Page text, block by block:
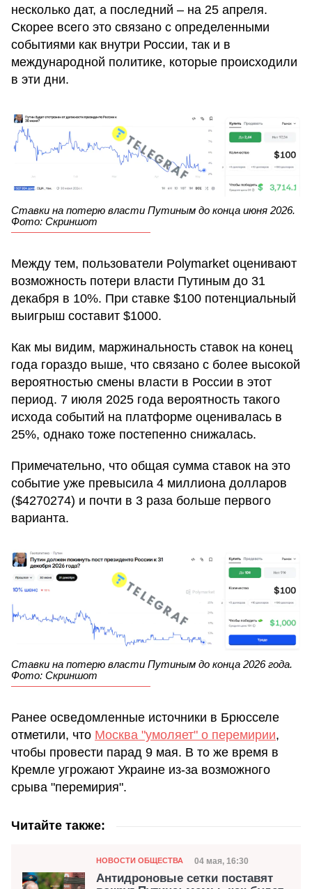
несколько дат, а последний – на 25 апреля.
Скорее всего это связано с определенными
событиями как внутри России, так и в
международной политике, которые происходили
в эти дни.
Ставки на потерю власти Путиным до конца июня 2026.
Фото: Скриншот
Между тем, пользователи Polymarket оценивают
возможность потери власти Путиным до 31
декабря в 10%. При ставке $100 потенциальный
выигрыш составит $1000.
Как мы видим, маржинальность ставок на конец
года гораздо выше, что связано с более высокой
вероятностью смены власти в России в этот
период. 7 июля 2025 года вероятность такого
исхода событий на платформе оценивалась в
25%, однако тоже постепенно снижалась.
Примечательно, что общая сумма ставок на это
событие уже превысила 4 миллиона долларов
($4270274) и почти в 3 раза больше первого
варианта.
Ставки на потерю власти Путиным до конца 2026 года.
Фото: Скриншот
Ранее осведомленные источники в Брюсселе
отметили, что Москва "умоляет" о перемирии,
чтобы провести парад 9 мая. В то же время в
Кремле угрожают Украине из-за возможного
срыва "перемирия".
Читайте также:
Категория
НОВОСТИ ОБЩЕСТВА Дата публикации
04 мая, 16:30
Антидроновые сетки поставят